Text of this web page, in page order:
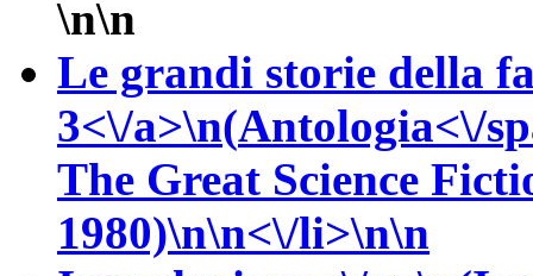
\n\n
Le grandi storie della
3<\/a>\n(Antologia<\/
The Great Science
1980)\n\n<\/li>\n\n